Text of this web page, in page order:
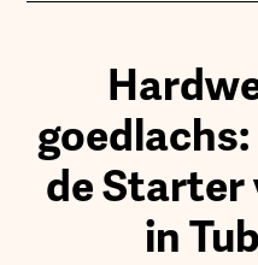
de Starter
in